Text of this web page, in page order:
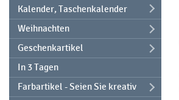
Kalender, Taschenkalender
Weihnachten
Geschenkartikel
In 3 Tagen
Farbartikel - Seien Sie kreativ